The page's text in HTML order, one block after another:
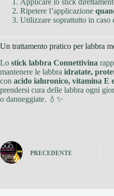
Applicare lo stick
Ripetere l’applicazione
Utilizzare soprattutto in caso
Un trattamento pratico per labbra
Lo stick labbra Connettivina
mantenere le labbra idratate,
con acido ialuronico, vitamina E
prendersi cura delle labbra ogni
o danneggiate. 💧✨
PRECEDENTE